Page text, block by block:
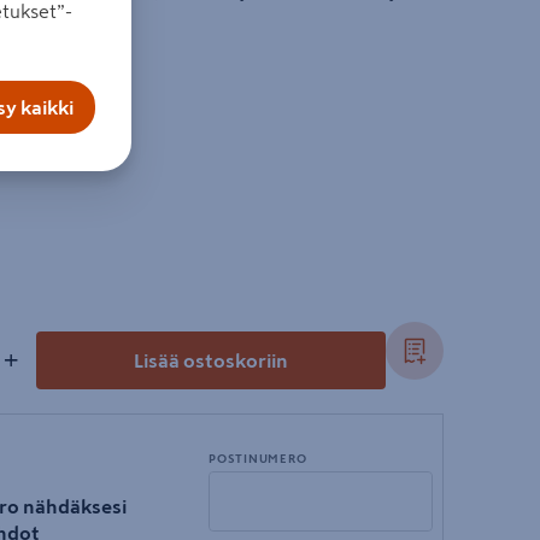
+ Lisää ostoskoriin
nähdäksesi
POSTINUMERO
kaikki